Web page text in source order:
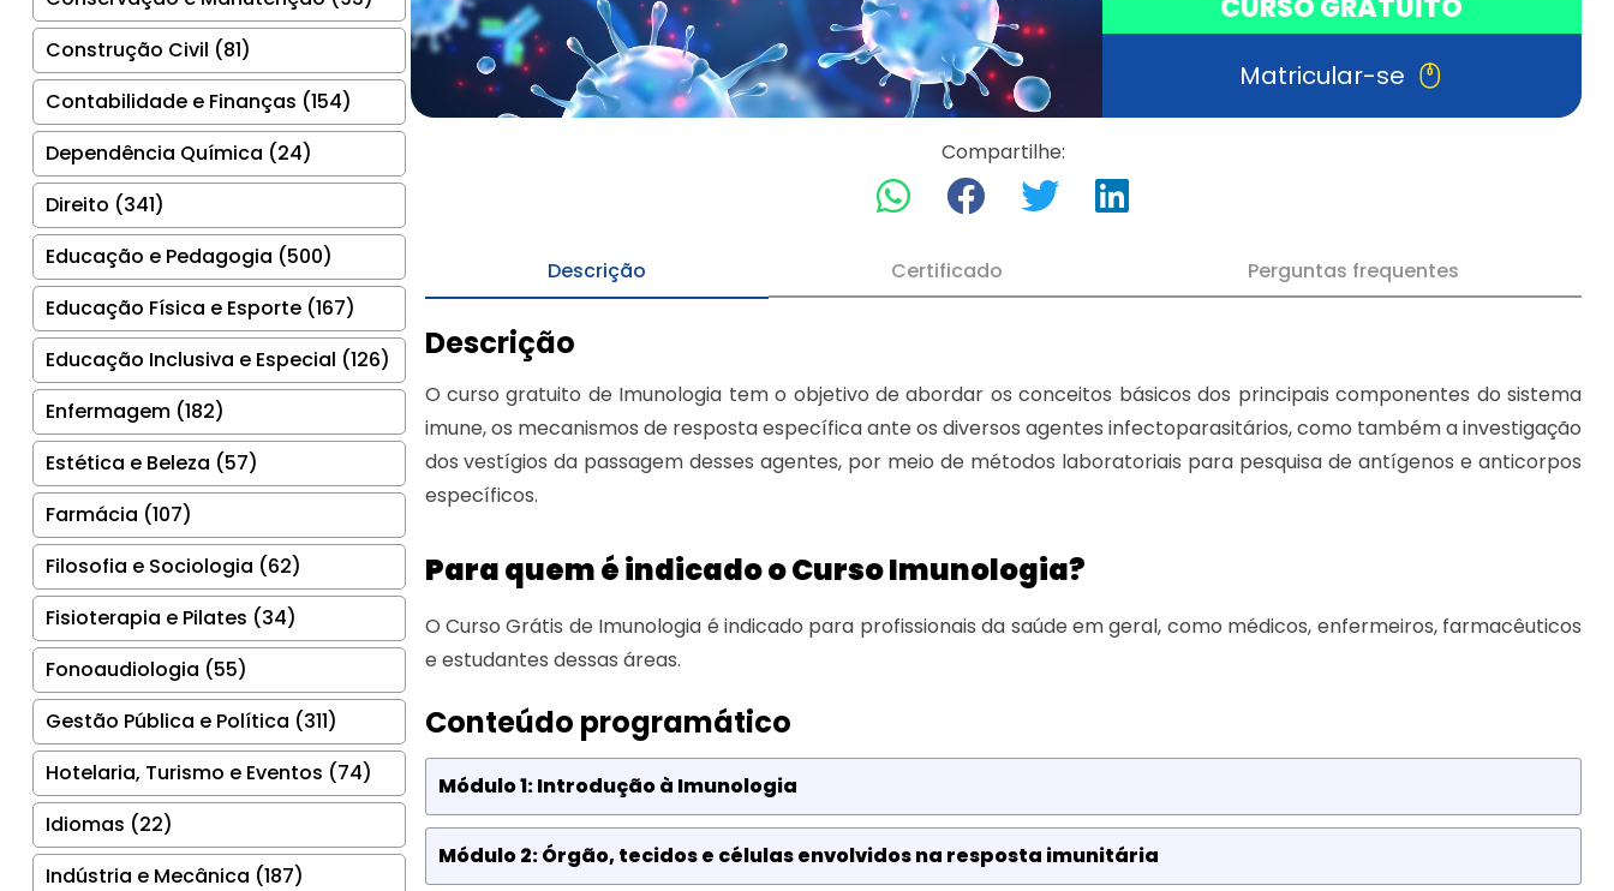
Construção Civil (81)
Contabilidade e Finanças (154)
Dependência Química (24)
Direito (341)
Educação e Pedagogia (500)
Educação Física e Esporte (167)
Educação Inclusiva e Especial (126)
Enfermagem (182)
Estética e Beleza (57)
Farmácia (107)
Filosofia e Sociologia (62)
Fisioterapia e Pilates (34)
Fonoaudiologia (55)
Gestão Pública e Política (311)
Hotelaria, Turismo e Eventos (74)
Idiomas (22)
Indústria e Mecânica (187)
CURSO GRATUITO
Matricular-se
Compartilhe:
Descrição Certificado Perguntas frequentes
Descrição
O curso gratuito de Imunologia tem o objetivo de abordar os conceitos básicos dos principais componentes do sistema
imune, os mecanismos de resposta específica ante os diversos agentes infectoparasitários, como também a investigação
dos vestígios da passagem desses agentes, por meio de métodos laboratoriais para pesquisa de antígenos e anticorpos
específicos.
Para quem é indicado o Curso Imunologia?
O Curso Grátis de Imunologia é indicado para profissionais da saúde em geral, como médicos, enfermeiros, farmacêuticos
e estudantes dessas áreas.
Conteúdo programático
Módulo 1: Introdução à Imunologia
Módulo 2: Órgão, tecidos e células envolvidos na resposta imunitária